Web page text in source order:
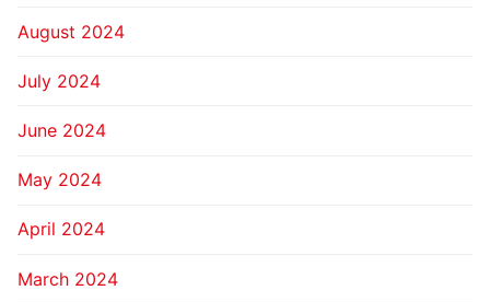
August 2024
July 2024
June 2024
May 2024
April 2024
March 2024